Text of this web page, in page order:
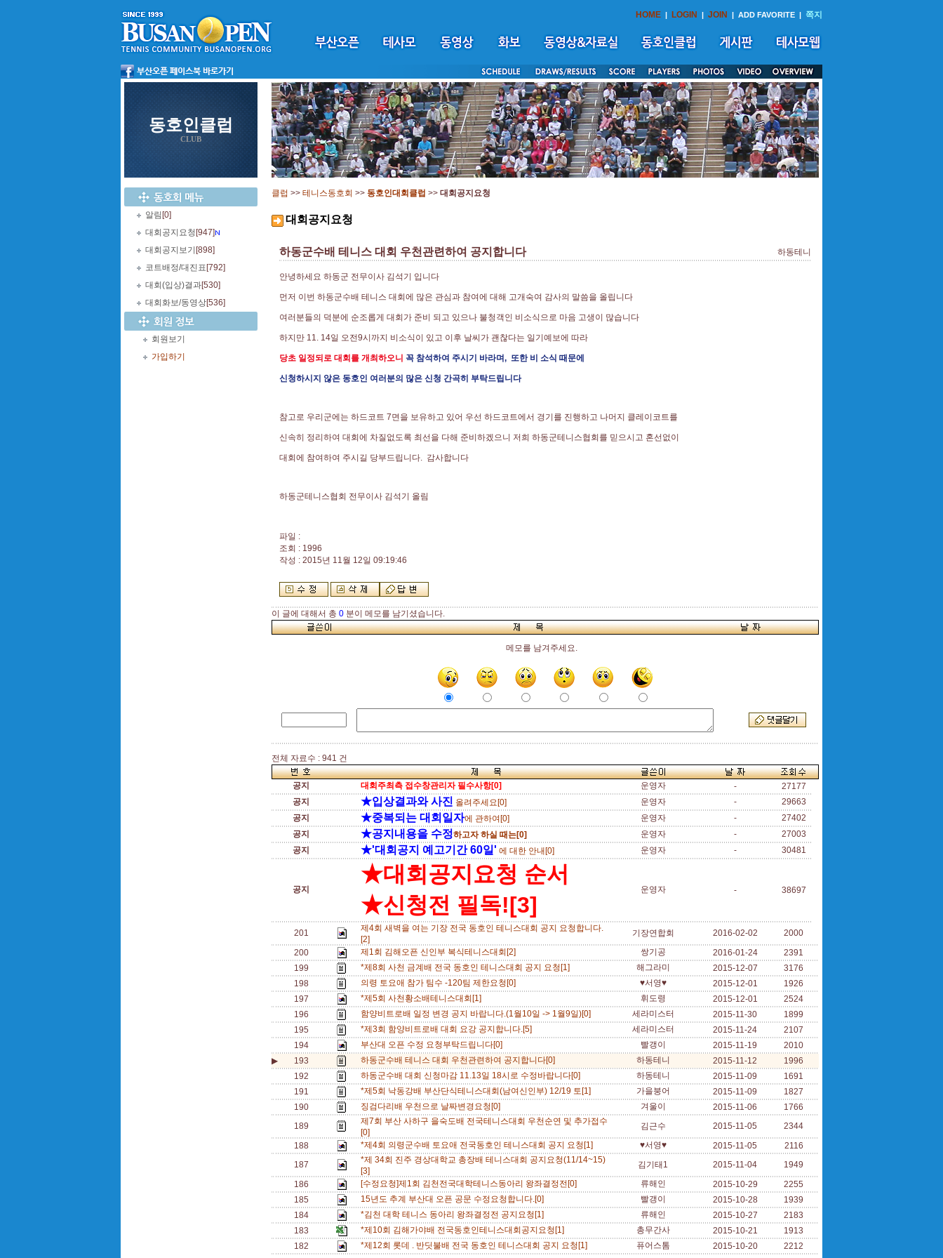
HOME | LOGIN | JOIN | ADD FAVORITE | 쪽지
동호인클럽
CLUB
알림 [0]
대회공지요청 [947]
대회공지보기 [898]
코트배정/대진표 [792]
대회(입상)결과[530]
대회화보/동영상[536]
회원보기
가입하기
클럽 >> 테니스동호회 >> 동호인대회클럽 >> 대회공지요청
대회공지요청
하동군수배 테니스 대회 우천관련하여 공지합니다 하동테니
안녕하세요 하동군 전무이사 김석기 입니다
먼저 이번 하동군수배 테니스 대회에 많은 관심과 참여에 대해 고개숙여 감사의 말씀을 올립니다
여러분들의 덕분에 순조롭게 대회가 준비 되고 있으나 불청객인 비소식으로 마음 고생이 많습니다
하지만 11. 14일 오전9시까지 비소식이 있고 이후 날씨가 괜찮다는 일기예보에 따라
당초 일정되로 대회를 개최하오니 꼭 참석하여 주시기 바라며, 또한 비 소식 때문에
신청하시지 않은 동호인 여러분의 많은 신청 간곡히 부탁드립니다
참고로 우리군에는 하드코트 7면을 보유하고 있어 우선 하드코트에서 경기를 진행하고 나머지 클레이코트를
신속히 정리하여 대회에 차질없도록 최선을 다해 준비하겠으니 저희 하동군테니스협회를 믿으시고 혼선없이
대회에 참여하여 주시길 당부드립니다. 감사합니다
하동군테니스협회 전무이사 김석기 올림
파일 :
조회 : 1996
작성 : 2015년 11월 12일 09:19:46
이 글에 대해서 총 0 분이 메모를 남기셨습니다.
메모를 남겨주세요.
전체 자료수 : 941 건
공지 대회주최측 접수창관리자 필수사항[0] 운영자 -
27177
공지
★입상결과와 사진 올려주세요[0] 운영자 -
29663
공지
★중복되는 대회일자에 관하여[0] 운영자 -
27402
공지
★공지내용을 수정하고자 하실 때는[0] 운영자 -
27003
공지
★'대회공지 예고기간 60일' 에 대한 안내[0] 운영자 - 30481
공지
★대회공지요청 순서
★신청전 필독![3]
운영자 - 38697
201
제4회 새벽을 여는 기장 전국 동호인 테니스대회 공지 요청합니다.
[2]
기장연합회 2016-02-02
2000
200
제1회 김해오픈 신인부 복식테니스대회[2] 쌍기공 2016-01-24
2391
199
*제8회 사천 금계배 전국 동호인 테니스대회 공지 요청[1] 해그라미 2015-12-07
3176
198
의령 토요애 참가 팀수 -120팀 제한요청[0] ♥서영♥ 2015-12-01
1926
197
*제5회 사천황소배테니스대회[1] 휘도령 2015-12-01
2524
196
함양비트로배 일정 변경 공지 바랍니다.(1월10일 -> 1월9일)[0] 세라미스터 2015-11-30
1899
195
*제3회 함양비트로배 대회 요강 공지합니다.[5] 세라미스터 2015-11-24
2107
194
부산대 오픈 수정 요청부탁드립니다[0] 빨갱이 2015-11-19
2010
▶
193 하동군수배 테니스 대회 우천관련하여 공지합니다[0] 하동테니 2015-11-12
1996
192
하동군수배 대회 신청마감 11.13일 18시로 수정바랍니다[0] 하동테니 2015-11-09
1691
191
*제5회 낙동강배 부산단식테니스대회(남여신인부) 12/19 토[1] 가을붕어 2015-11-09
1827
190
징검다리배 우천으로 날짜변경요청[0] 겨울이 2015-11-06
1766
189
제7회 부산 사하구 을숙도배 전국테니스대회 우천순연 및 추가접수
[0]
김근수 2015-11-05
2344
188
*제4회 의령군수배 토요애 전국동호인 테니스대회 공지 요청[1] ♥서영♥ 2015-11-05
2116
187
*제 34회 진주 경상대학교 총장배 테니스대회 공지요청(11/14~15)
[3]
김기태1 2015-11-04
1949
186
[수정요청]제1회 김천전국대학테니스동아리 왕좌결정전[0] 류해인 2015-10-29
2255
185
15년도 추계 부산대 오픈 공문 수정요청합니다.[0] 빨갱이 2015-10-28
1939
184
*김천 대학 테니스 동아리 왕좌결정전 공지요청[1] 류해인 2015-10-27
2183
183
*제10회 김해가야배 전국동호인테니스대회공지요청[1] 총무간사 2015-10-21
1913
182
*제12회 롯데 . 반딧불배 전국 동호인 테니스대회 공지 요청[1] 퓨어스톰 2015-10-20 2212